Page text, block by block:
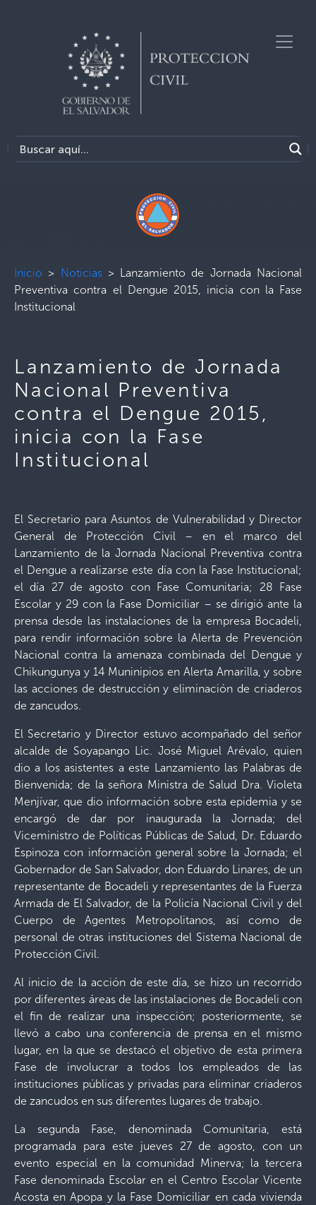
Inicio > Noticias> Lanzamiento de Jornada Nacional
Preventiva contra el Dengue 2015, inicia con la Fase
Institucional
Lanzamiento de Jornada
Nacional Preventiva
contra el Dengue 2015,
inicia con la Fase
Institucional
El Secretario para Asuntos de Vulnerabilidad y Director
General de Protección Civil – en el marco del
Lanzamiento de la Jornada Nacional Preventiva contra
el Dengue a realizarse este día con la Fase Institucional;
el día 27 de agosto con Fase Comunitaria; 28 Fase
Escolar y 29 con la Fase Domiciliar – se dirigió ante la
prensa desde las instalaciones de la empresa Bocadeli,
para rendir información sobre la Alerta de Prevención
Nacional contra la amenaza combinada del Dengue y
Chikungunya y 14 Muninipios en Alerta Amarilla, y sobre
las acciones de destrucción y eliminación de criaderos
de zancudos.
El Secretario y Director estuvo acompañado del señor
alcalde de Soyapango Lic. José Miguel Arévalo, quien
dio a los asistentes a este Lanzamiento las Palabras de
Bienvenida; de la señora Ministra de Salud Dra. Violeta
Menjívar, que dio información sobre esta epidemia y se
encargó de dar por inaugurada la Jornada; del
Viceministro de Políticas Públicas de Salud, Dr. Eduardo
Espinoza con información general sobre la Jornada; el
Gobernador de San Salvador, don Eduardo Linares, de un
representante de Bocadeli y representantes de la Fuerza
Armada de El Salvador, de la Policía Nacional Civil y del
Cuerpo de Agentes Metropolitanos, así como de
personal de otras instituciones del Sistema Nacional de
Protección Civil.
Al inicio de la acción de este día, se hizo un recorrido
por diferentes áreas de las instalaciones de Bocadeli con
el fin de realizar una inspección; posteriormente, se
llevó a cabo una conferencia de prensa en el mismo
lugar, en la que se destacó el objetivo de esta primera
Fase de involucrar a todos los empleados de las
instituciones públicas y privadas para eliminar criaderos
de zancudos en sus diferentes lugares de trabajo.
La segunda Fase, denominada Comunitaria, está
programada para este jueves 27 de agosto, con un
evento especial en la comunidad Minerva; la tercera
Fase denominada Escolar en el Centro Escolar Vicente
Acosta en Apopa y la Fase Domiciliar en cada vivienda